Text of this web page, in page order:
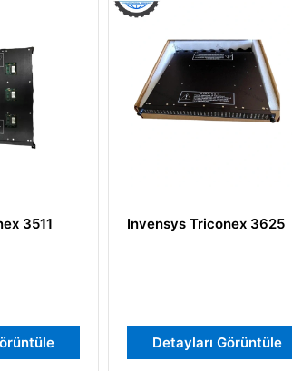
Invensys Triconex 3625
Detayları Görüntüle